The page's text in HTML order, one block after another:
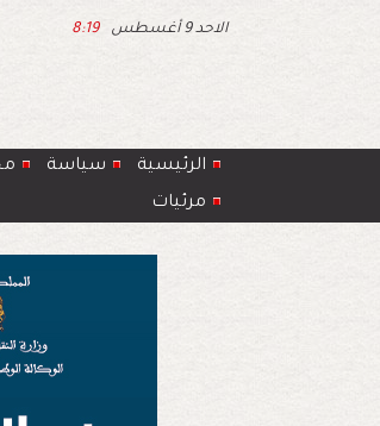
الاحد 9 أغسطس 8:19
الرئيسية سياسة
مرئيات